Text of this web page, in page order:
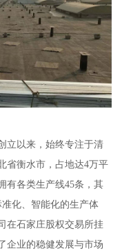
立以来，始终专注于清
省衡水市，占地达4万平
有各类生产线45条，其
化、智能化的生产体
在石家庄股权交易所挂
企业的稳健发展与市场